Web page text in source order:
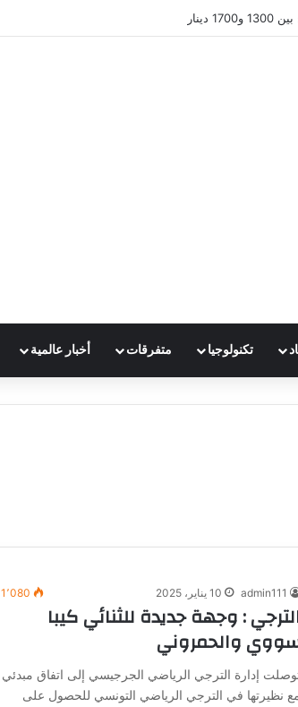
تكنولوجيا متفرقات أخبار عالمية
admin111 10 يناير، 2025 1٬080
: وجهة جديدة للثنائي كيبا
والحمروني
إدارة الترجي الرياضي الجرجيسي إلى اتفاق مبدئي
نظيرتها في الترجي الرياضي التونسي للحصول على